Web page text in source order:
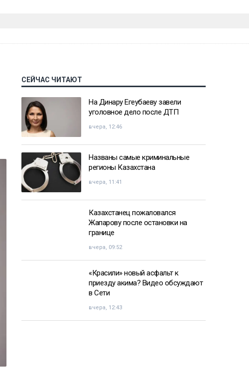
СЕЙЧАС ЧИТАЮТ
На Динару Егеубаеву завели
уголовное дело после ДТП
вчера, 12:46
Названы самые криминальные
регионы Казахстана
вчера, 11:41
Казахстанец пожаловался
Жапарову после остановки на
границе
вчера, 09:52
«Красили» новый асфальт к
приезду акима? Видео обсуждают
в Сети
вчера, 12:43